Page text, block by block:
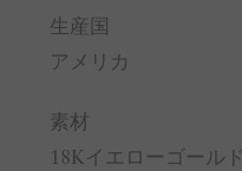
生産国
アメリカ
素材
18Kイエローゴールド